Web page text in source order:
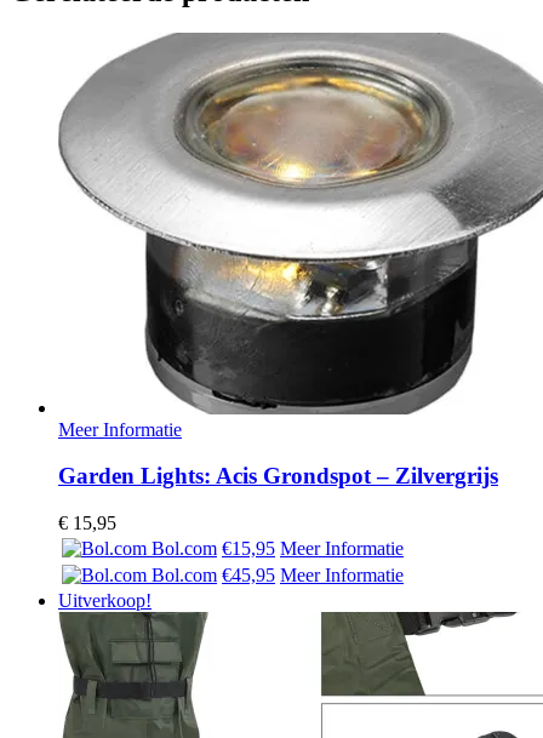
Meer Informatie
Garden Lights: Acis Grondspot – Zilvergrijs
€ 15,95
Bol.com €15,95 Meer Informatie
Bol.com €45,95 Meer Informatie
Uitverkoop!